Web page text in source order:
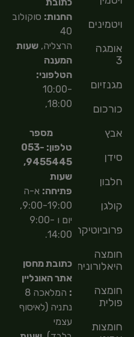
ויטמינים
אומגה
3
מגנזיום
כורכום
אבץ
סידן
חלבון
קולגן
פרוביוטיקה
חומצה
היאלורונית
חומצה
פולית
חומצות
כתובת
החנות: סוקולוב
40
הרצליה,שעות
המענה
הטלפוני:
10:00-
18:00,
מספר
טלפון: 053-
9455445,
שעות
פתיחה: א-ה
9:00-19:00,
יום ו 9:00-
14:00.
כתובת מחסן
אתר האונליין
:
המלאכה 8
נתניה (לאיסוף
עצמי